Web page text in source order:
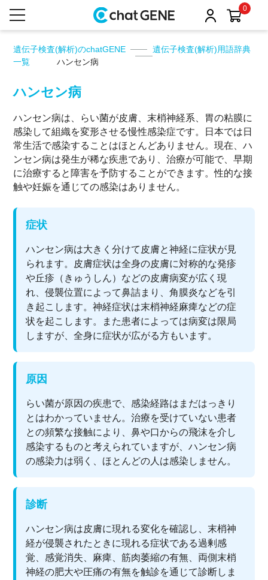
0
遺伝子検査(解析)のchatGENE
遺伝子検査(解析)用語辞典
一覧
ハンセン病
ハンセン病
ハンセン病は、らい菌が皮膚、末梢神経系、胃の粘膜に
感染して組織を変形させる慢性感染症です。日本では日
常生活で感染することはほとんどありません。現在、ハ
ンセン病は発生が稀な疾患であり、治療が可能で、早期
に治療すると障害を予防することができます。性的な接
触や妊娠を通じての感染はありません。
症状
ハンセン病は大きく分けて皮膚と神経に症状が見
られます。皮膚症状は全身の皮膚に対称的な発疹
や丘疹（きゅうしん）などの皮膚病変が広く現
れ、侵襲位置によって鼻詰まり、角膜炎などを引
き起こします。神経症状は末梢神経麻痺などの症
状を起こします。また患者によっては病変は限局
しますが、全身に症状が広がる方もいます。
原因
らい菌が原因の疾患で、感染経路はまだはっきり
とはわかっていません。治療を受けていない患者
との頻繁な接触により、鼻や口からの飛沫を介し
感染するものと考えられていますが、ハンセン病
の感染力は弱く、ほとんどの人は感染しません。
診断
ハンセン病は皮膚に現れる変化を確認し、末梢神
経が侵襲されたときに現れる症状である過剰感
覚、感覚消失、麻痺、筋肉萎縮の有無、両側末梢
神経の肥大や圧痛の有無を触診を通じて診断しま